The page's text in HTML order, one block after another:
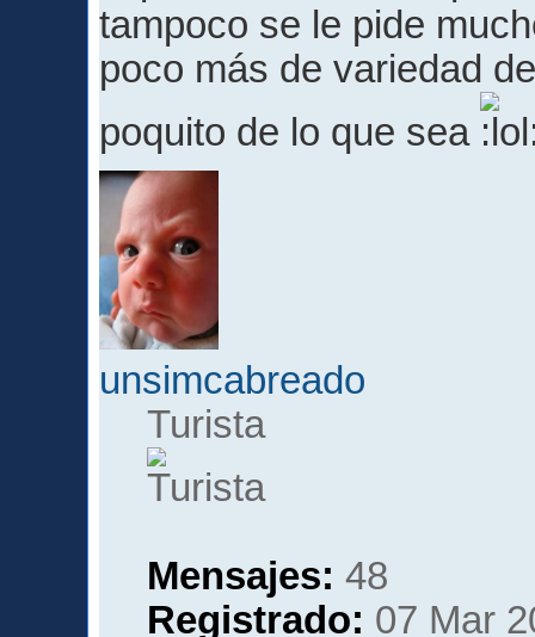
tampoco se le pide
poco más de variedad
poquito de lo que sea
unsimcabreado
Turista
Mensajes: 48
Registrado: 07 Mar